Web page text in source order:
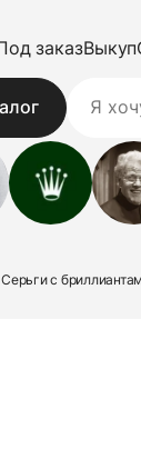
заказВыкуп
Серьги с